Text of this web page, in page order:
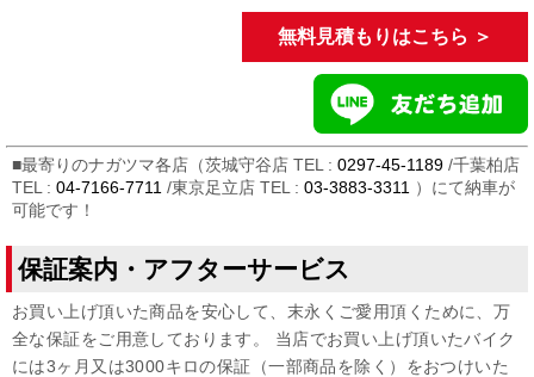
無料見積もりはこちら ＞
■最寄りのナガツマ各店（茨城守谷店 TEL : 0297-45-1189 /千葉柏店
TEL : 04-7166-7711 /東京足立店 TEL : 03-3883-3311 ）にて納車が
可能です！
保証案内・アフターサービス
お買い上げ頂いた商品を安心して、末永くご愛用頂くために、万
全な保証をご用意しております。 当店でお買い上げ頂いたバイク
には3ヶ月又は3000キロの保証（一部商品を除く）をおつけいた